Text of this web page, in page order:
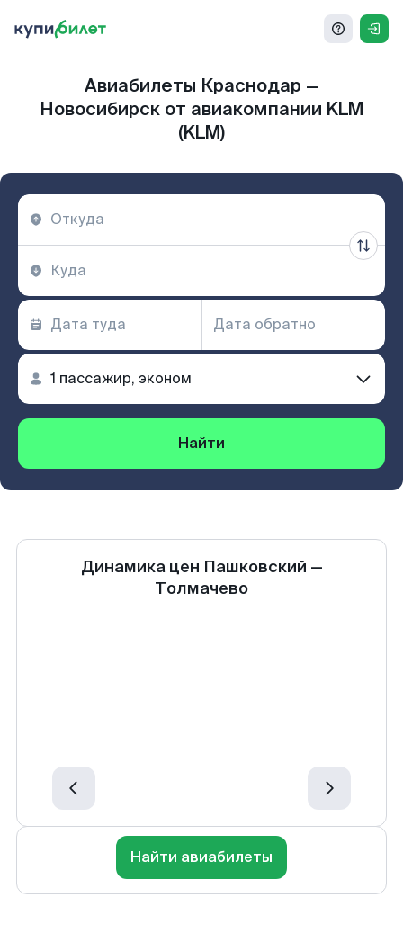
Авиабилеты Краснодар —
Новосибирск от авиакомпании KLM
(KLM)
Найти
Динамика цен Пашковский —
Толмачево
Найти авиабилеты